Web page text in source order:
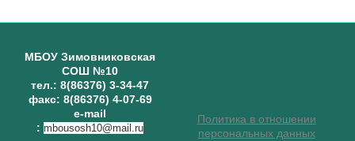
МБОУ Зимовниковская
СОШ №10
тел.: 8(86376) 3-34-47
факс: 8(86376) 4-07-69
e-mail
: mbousosh10@mail.ru
Политика в отношении
персональных данных